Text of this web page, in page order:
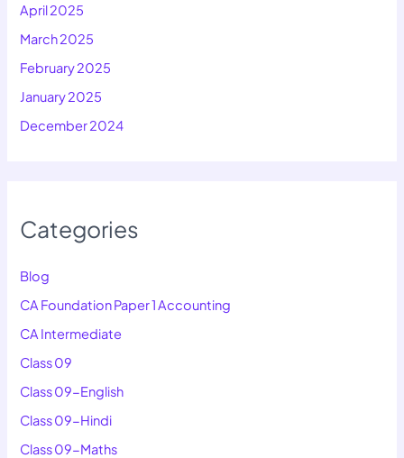
April 2025
March 2025
February 2025
January 2025
December 2024
Categories
Blog
CA Foundation Paper 1 Accounting
CA Intermediate
Class 09
Class 09-English
Class 09-Hindi
Class 09-Maths